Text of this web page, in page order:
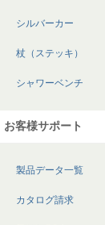
シルバーカー
杖（ステッキ）
シャワーベンチ
お客様サポート
製品データ一覧
カタログ請求